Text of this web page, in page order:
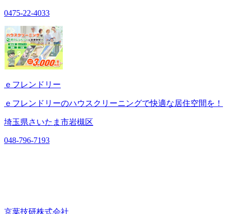
0475-22-4033
ｅフレンドリー
ｅフレンドリーのハウスクリーニングで快適な居住空間を！
埼玉県さいたま市岩槻区
048-796-7193
京葉技研株式会社